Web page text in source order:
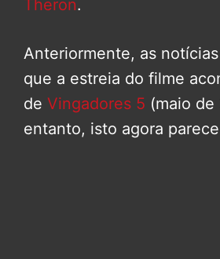
Theron.
Anteriormente, as
que a estreia do filme
de Vingadores 5 (maio
entanto, isto agora